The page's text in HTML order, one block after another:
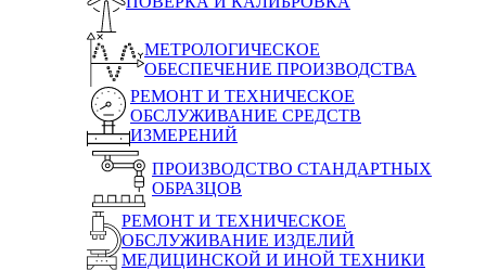
МЕТРОЛОГИЧЕСКОЕ
ОБЕСПЕЧЕНИЕ ПРОИЗВОДСТВА
РЕМОНТ И ТЕХНИЧЕСКОЕ
ОБСЛУЖИВАНИЕ СРЕДСТВ
ИЗМЕРЕНИЙ
ПРОИЗВОДСТВО СТАНДАРТНЫХ
ОБРАЗЦОВ
РЕМОНТ И ТЕХНИЧЕСКОЕ
ОБСЛУЖИВАНИЕ ИЗДЕЛИЙ
МЕДИЦИНСКОЙ И ИНОЙ ТЕХНИКИ